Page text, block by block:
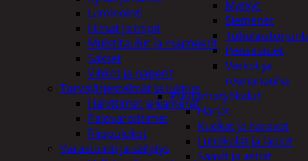
Myrkyt
Siemenet
Pensastuet
Verkot ja
reunanauha
Puutarhatyökalut
Harjat
Kuokat ja haravat
Lumikolat ja lapiot
Saavit ja astiat
Laminointi
Liimat ja teipit
Muistitaulut ja magneetit
Sakset
Vihkot ja paperit
Turvajärjestelmät ja lukitus
Hälyttimet ja kamerat
Palovaroittimet
Riippulukot
Varastointi ja säilytys